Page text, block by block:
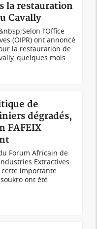
la restauration
Cavally
l’Office
(OIPR) ont annoncé
la restauration de
quelques mois...
de
dégradés,
FAFEIX
Forum Africain de
Extractives
cette importante
ont été